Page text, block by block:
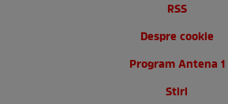
RSS
Despre cookie
Program Antena 1
Stiri